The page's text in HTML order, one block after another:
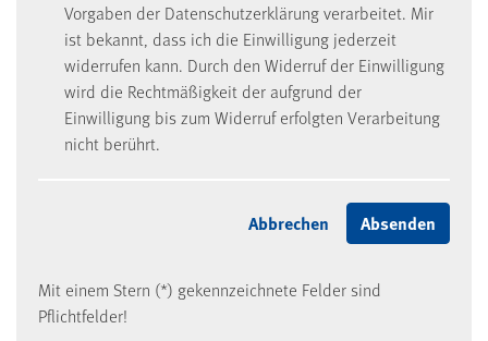
Vorgaben der Datenschutzerklärung verarbeitet. Mir
ist bekannt, dass ich die Einwilligung jederzeit
widerrufen kann. Durch den Widerruf der Einwilligung
wird die Rechtmäßigkeit der aufgrund der
Einwilligung bis zum Widerruf erfolgten Verarbeitung
nicht berührt.
Mit einem Stern (*) gekennzeichnete Felder sind
Pflichtfelder!